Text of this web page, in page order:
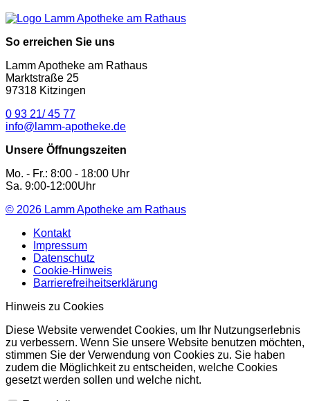
So erreichen Sie uns
Lamm Apotheke am Rathaus
Marktstraße 25
97318 Kitzingen
0 93 21/ 45 77
info@lamm-apotheke.de
Unsere Öffnungszeiten
Mo. - Fr.: 8:00 - 18:00 Uhr
Sa. 9:00-12:00Uhr
© 2026 Lamm Apotheke am Rathaus
Kontakt
Impressum
Datenschutz
Cookie-Hinweis
Barrierefreiheitserklärung
Hinweis zu Cookies
Diese Website verwendet Cookies, um Ihr Nutzungserlebnis
zu verbessern. Wenn Sie unsere Website benutzen möchten,
stimmen Sie der Verwendung von Cookies zu. Sie haben
zudem die Möglichkeit zu entscheiden, welche Cookies
gesetzt werden sollen und welche nicht.